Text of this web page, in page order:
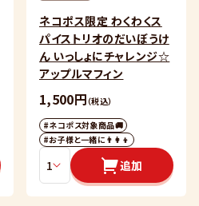
ネコポス限定 わくわくス
パイストリオのだいぼうけ
ん いっしょにチャレンジ☆
アップルマフィン
1,500円（税込）
#ネコポス対象商品🚚
#お子様と一緒に👨‍👩‍👦
追加